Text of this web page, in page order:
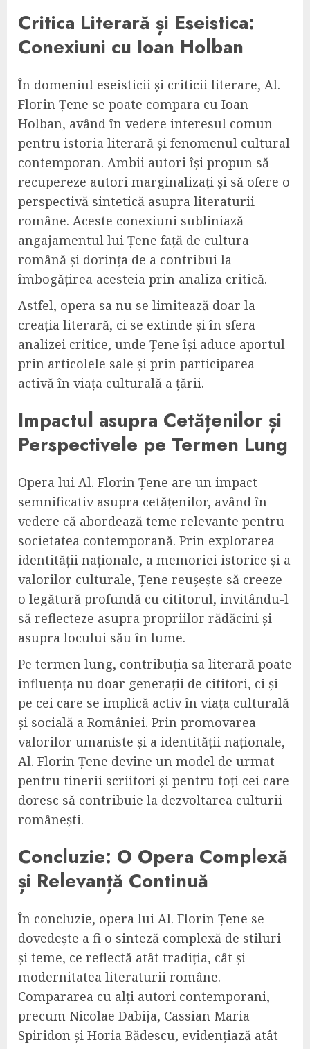
Critica Literară și Eseistica:
Conexiuni cu Ioan Holban
În domeniul eseisticii și criticii literare, Al.
Florin Țene se poate compara cu Ioan
Holban, având în vedere interesul comun
pentru istoria literară și fenomenul cultural
contemporan. Ambii autori își propun să
recupereze autori marginalizați și să ofere o
perspectivă sintetică asupra literaturii
române. Aceste conexiuni subliniază
angajamentul lui Țene față de cultura
română și dorința de a contribui la
îmbogățirea acesteia prin analiza critică.
Astfel, opera sa nu se limitează doar la
creația literară, ci se extinde și în sfera
analizei critice, unde Țene își aduce aportul
prin articolele sale și prin participarea
activă în viața culturală a țării.
Impactul asupra Cetățenilor și
Perspectivele pe Termen Lung
Opera lui Al. Florin Țene are un impact
semnificativ asupra cetățenilor, având în
vedere că abordează teme relevante pentru
societatea contemporană. Prin explorarea
identității naționale, a memoriei istorice și a
valorilor culturale, Țene reușește să creeze
o legătură profundă cu cititorul, invitându-l
să reflecteze asupra propriilor rădăcini și
asupra locului său în lume.
Pe termen lung, contribuția sa literară poate
influența nu doar generații de cititori, ci și
pe cei care se implică activ în viața culturală
și socială a României. Prin promovarea
valorilor umaniste și a identității naționale,
Al. Florin Țene devine un model de urmat
pentru tinerii scriitori și pentru toți cei care
doresc să contribuie la dezvoltarea culturii
românești.
Concluzie: O Opera Complexă
și Relevanță Continuă
În concluzie, opera lui Al. Florin Țene se
dovedește a fi o sinteză complexă de stiluri
și teme, ce reflectă atât tradiția, cât și
modernitatea literaturii române.
Compararea cu alți autori contemporani,
precum Nicolae Dabija, Cassian Maria
Spiridon și Horia Bădescu, evidențiază atât